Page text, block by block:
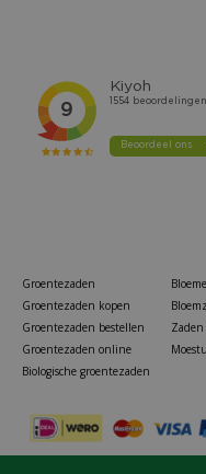
Groentezaden
Groentezaden kopen
Groentezaden bestellen
Groentezaden online
Biologische groentezaden